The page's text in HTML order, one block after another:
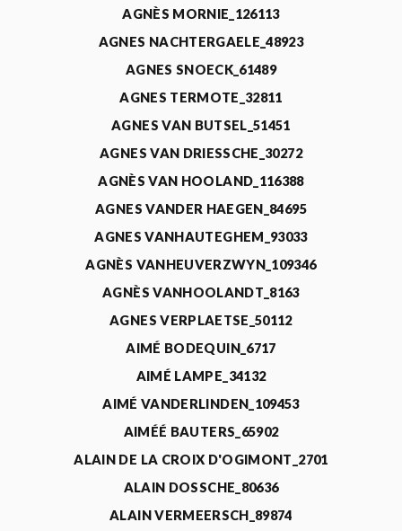
AGNÈS MORNIE_126113
AGNES NACHTERGAELE_48923
AGNES SNOECK_61489
AGNES TERMOTE_32811
AGNES VAN BUTSEL_51451
AGNES VAN DRIESSCHE_30272
AGNÈS VAN HOOLAND_116388
AGNES VANDER HAEGEN_84695
AGNES VANHAUTEGHEM_93033
AGNÈS VANHEUVERZWYN_109346
AGNÈS VANHOOLANDT_8163
AGNES VERPLAETSE_50112
AIMÉ BODEQUIN_6717
AIMÉ LAMPE_34132
AIMÉ VANDERLINDEN_109453
AIMÉÉ BAUTERS_65902
ALAIN DE LA CROIX D'OGIMONT_2701
ALAIN DOSSCHE_80636
ALAIN VERMEERSCH_89874